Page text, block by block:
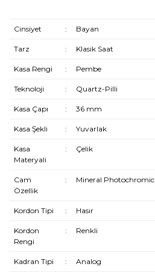
Cinsiyet : Bayan
Tarz : Klasik Saat
Kasa Rengi : Pembe
Teknoloji : Quartz-Pilli
Kasa Çapı : 36 mm
Kasa Şekli : Yuvarlak
Kasa
Materyali
: Çelik
Cam
Özellik
: Mineral Photochromic
Kordon Tipi : Hasır
Kordon
Rengi
: Renkli
Kadran Tipi : Analog